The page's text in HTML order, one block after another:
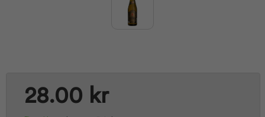
28.00 kr